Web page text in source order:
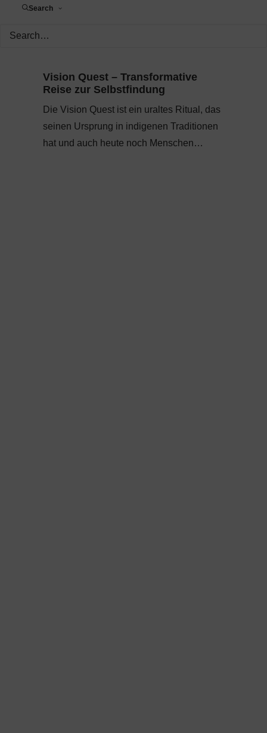
Search
Vision Quest – Transformative
Reise zur Selbstfindung
Die Vision Quest ist ein uraltes Ritual, das
seinen Ursprung in indigenen Traditionen
hat und auch heute noch Menschen…